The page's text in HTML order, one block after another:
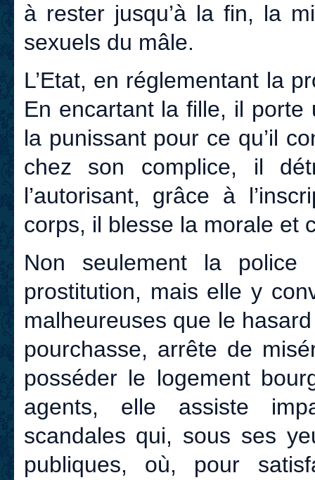
à rester jusqu’à la fin, la
sexuels du mâle.
L’Etat, en réglementant la
En encartant la fille, il
la punissant pour ce qu’il
chez son complice, il
l’autorisant, grâce à
corps, il blesse la morale et
Non seulement la
prostitution, mais elle y
malheureuses que le
pourchasse, arrête de
posséder le logement
agents, elle assiste
scandales qui, sous ses
publiques, où, pour